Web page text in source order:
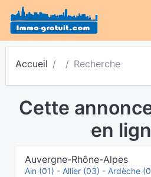
Accueil Recherche
Cette
en
Auvergne-Rhône-Alpes
Ain (01) - Allier (03) - Ardèche